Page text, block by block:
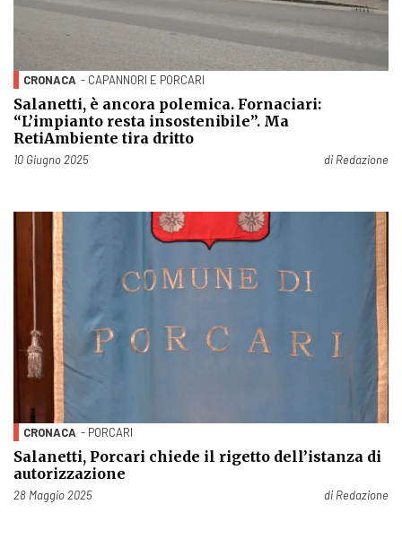
CRONACA - CAPANNORI E PORCARI
Salanetti, è ancora polemica. Fornaciari:
“L’impianto resta insostenibile”. Ma
RetiAmbiente tira dritto
Pubblicato il
10 Giugno 2025 di Redazione
CRONACA - PORCARI
Salanetti, Porcari chiede il rigetto dell’istanza di
autorizzazione
Pubblicato il
28 Maggio 2025 di Redazione